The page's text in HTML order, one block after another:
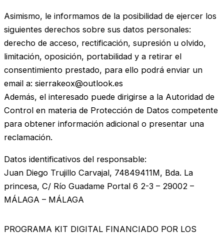
Asimismo, le informamos de la posibilidad de ejercer los
siguientes derechos sobre sus datos personales:
derecho de acceso, rectificación, supresión u olvido,
limitación, oposición, portabilidad y a retirar el
consentimiento prestado, para ello podrá enviar un
email a: sierrakeox@outlook.es
Además, el interesado puede dirigirse a la Autoridad de
Control en materia de Protección de Datos competente
para obtener información adicional o presentar una
reclamación.
Datos identificativos del responsable:
Juan Diego Trujillo Carvajal, 74849411M, Bda. La
princesa, C/ Río Guadame Portal 6 2-3 – 29002 –
MÁLAGA – MÁLAGA
PROGRAMA KIT DIGITAL FINANCIADO POR LOS